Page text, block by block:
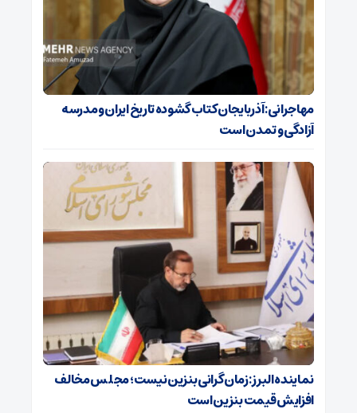
مهاجرانی: آذربایجان کتاب گشوده تاریخ ایران و مدرسه
آزادگی و تمدن است
نماینده البرز: زمان گرانی بنزین نیست؛ مجلس مخالف
افزایش قیمت بنزین است